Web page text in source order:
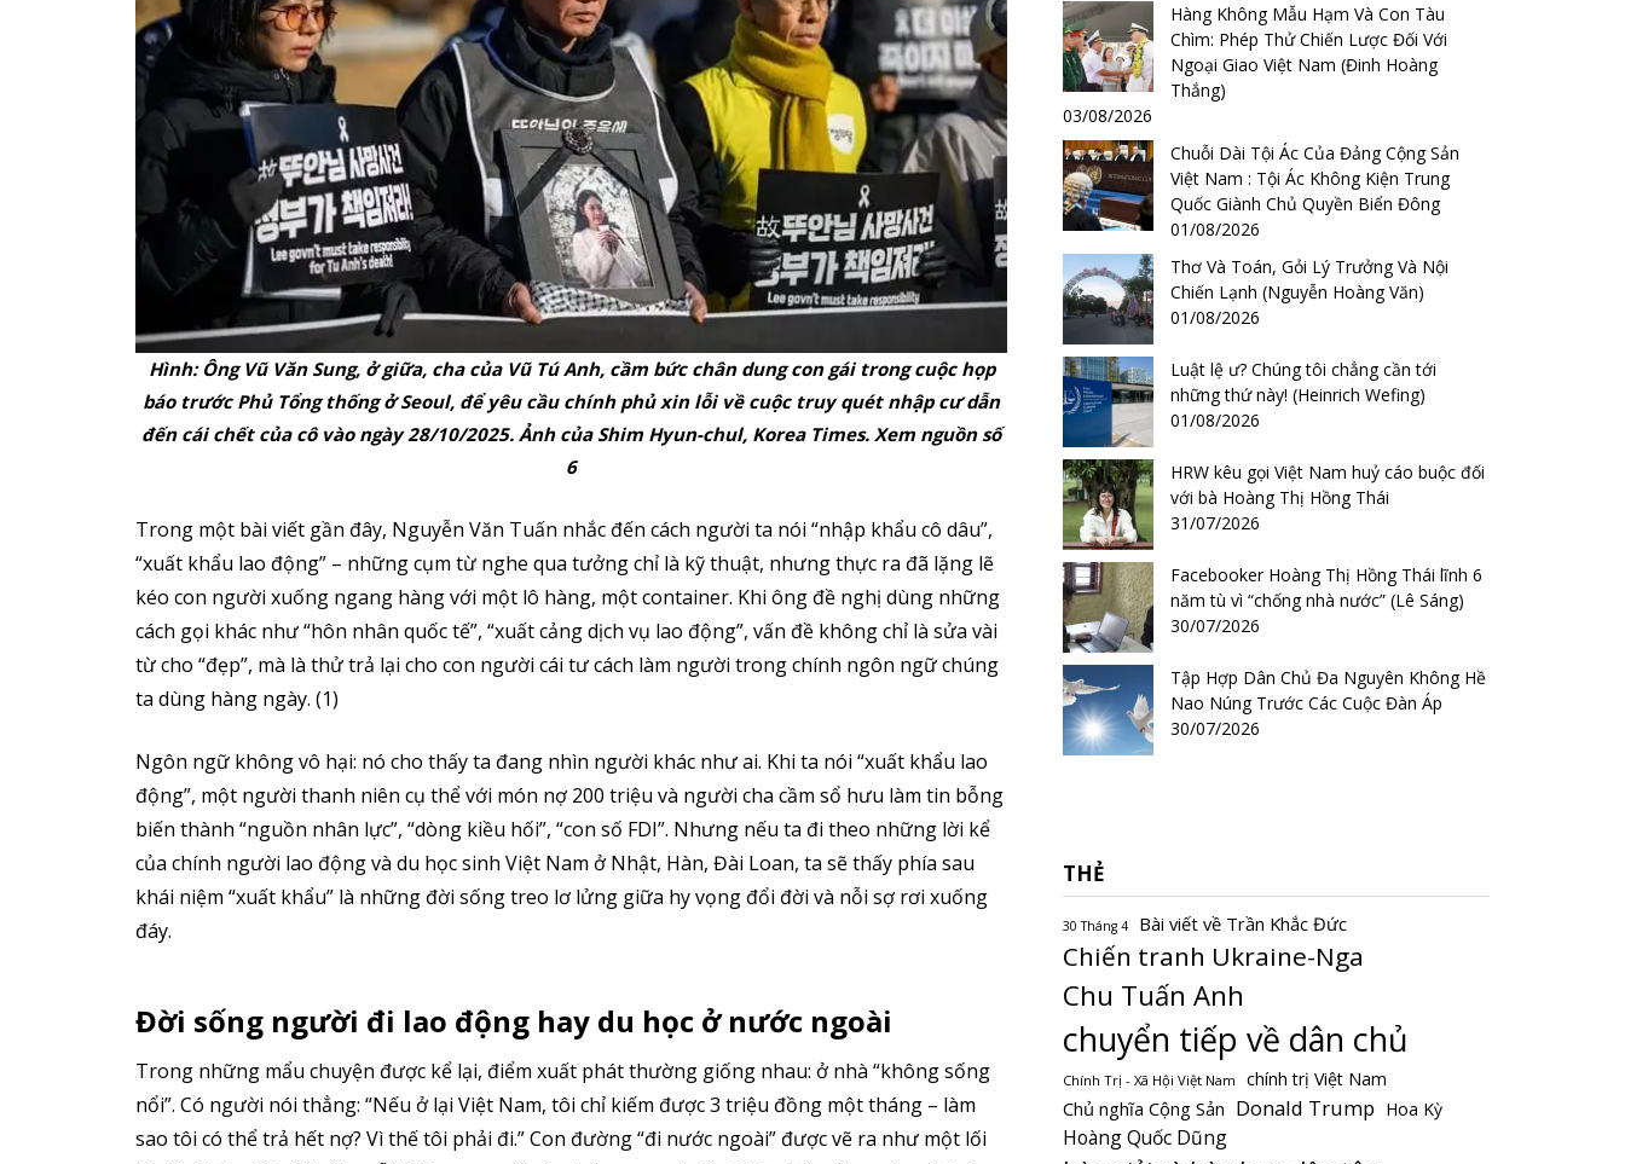
Hình: Ông Vũ Văn Sung, ở giữa, cha của Vũ Tú Anh, cầm bức chân dung con gái trong cuộc họp
báo trước Phủ Tổng thống ở Seoul, để yêu cầu chính phủ xin lỗi về cuộc truy quét nhập cư dẫn
đến cái chết của cô vào ngày 28/10/2025. Ảnh của Shim Hyun-chul, Korea Times. Xem nguồn số
6
Trong một bài viết gần đây, Nguyễn Văn Tuấn nhắc đến cách người ta nói “nhập khẩu cô dâu”,
“xuất khẩu lao động” – những cụm từ nghe qua tưởng chỉ là kỹ thuật, nhưng thực ra đã lặng lẽ
kéo con người xuống ngang hàng với một lô hàng, một container. Khi ông đề nghị dùng những
cách gọi khác như “hôn nhân quốc tế”, “xuất cảng dịch vụ lao động”, vấn đề không chỉ là sửa vài
từ cho “đẹp”, mà là thử trả lại cho con người cái tư cách làm người trong chính ngôn ngữ chúng
ta dùng hàng ngày. (1)
Ngôn ngữ không vô hại: nó cho thấy ta đang nhìn người khác như ai. Khi ta nói “xuất khẩu lao
động”, một người thanh niên cụ thể với món nợ 200 triệu và người cha cầm sổ hưu làm tin bỗng
biến thành “nguồn nhân lực”, “dòng kiều hối”, “con số FDI”. Nhưng nếu ta đi theo những lời kể
của chính người lao động và du học sinh Việt Nam ở Nhật, Hàn, Đài Loan, ta sẽ thấy phía sau
khái niệm “xuất khẩu” là những đời sống treo lơ lửng giữa hy vọng đổi đời và nỗi sợ rơi xuống
đáy.
Đời sống người đi lao động hay du học ở nước ngoài
Trong những mẩu chuyện được kể lại, điểm xuất phát thường giống nhau: ở nhà “không sống
nổi”. Có người nói thẳng: “Nếu ở lại Việt Nam, tôi chỉ kiếm được 3 triệu đồng một tháng – làm
sao tôi có thể trả hết nợ? Vì thế tôi phải đi.” Con đường “đi nước ngoài” được vẽ ra như một lối
Hàng Không Mẫu Hạm Và Con Tàu
Chìm: Phép Thử Chiến Lược Đối Với
Ngoại Giao Việt Nam (Đinh Hoàng
Thắng)
03/08/2026
Chuỗi Dài Tội Ác Của Đảng Cộng Sản
Việt Nam : Tội Ác Không Kiện Trung
Quốc Giành Chủ Quyền Biển Đông
01/08/2026
Thơ Và Toán, Gỏi Lý Trưởng Và Nội
Chiến Lạnh (Nguyễn Hoàng Văn)
01/08/2026
Luật lệ ư? Chúng tôi chẳng cần tới
những thứ này! (Heinrich Wefing)
01/08/2026
HRW kêu gọi Việt Nam huỷ cáo buộc đối
với bà Hoàng Thị Hồng Thái
31/07/2026
Facebooker Hoàng Thị Hồng Thái lĩnh 6
năm tù vì “chống nhà nước” (Lê Sáng)
30/07/2026
Tập Hợp Dân Chủ Đa Nguyên Không Hề
Nao Núng Trước Các Cuộc Đàn Áp
30/07/2026
THẺ
30 Tháng 4 Bài viết về Trần Khắc Đức
Chiến tranh Ukraine-Nga
Chu Tuấn Anh
chuyển tiếp về dân chủ
Chính Trị - Xã Hội Việt Nam chính trị Việt Nam
Chủ nghĩa Cộng Sản Donald Trump Hoa Kỳ
Hoàng Quốc Dũng